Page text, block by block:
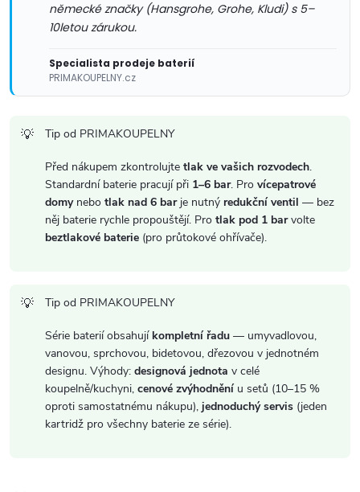
u
německé značky (Hansgrohe, Grohe, Kludi) s 5–
10letou zárukou.
Specialista prodeje baterií
PRIMAKOUPELNY.cz
Tip od PRIMAKOUPELNY
Před nákupem zkontrolujte tlak ve vašich rozvodech.
Standardní baterie pracují při 1–6 bar. Pro vícepatrové
domynebo tlak nad 6 barje nutný redukční ventil — bez
něj baterie rychle propouštějí. Pro tlak pod 1 barvolte
beztlakové baterie (pro průtokové ohřívače).
Tip od PRIMAKOUPELNY
Série baterií obsahují kompletní řadu — umyvadlovou,
vanovou, sprchovou, bidetovou, dřezovou v jednotném
designu. Výhody: designová jednota v celé
koupelně/kuchyni, cenové zvýhodnění u setů (10–15 %
oproti samostatnému nákupu), jednoduchý servis (jeden
kartridž pro všechny baterie ze série).